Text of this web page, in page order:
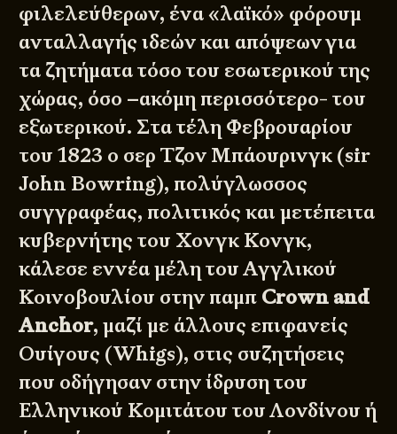
φιλελεύθερων, ένα «λαϊκό» φόρουμ
ανταλλαγής ιδεών και απόψεων για
τα ζητήματα τόσο του εσωτερικού της
χώρας, όσο –ακόμη περισσότερο- του
εξωτερικού. Στα τέλη Φεβρουαρίου
του 1823 ο σερ Τζον Μπάουρινγκ (sir
John Bowring), πολύγλωσσος
συγγραφέας, πολιτικός και μετέπειτα
κυβερνήτης του Χονγκ Κονγκ,
κάλεσε εννέα μέλη του Αγγλικού
Κοινοβουλίου στην παμπ Crown and
Anchor, μαζί με άλλους επιφανείς
Ουίγους (Whigs), στις συζητήσεις
που οδήγησαν στην ίδρυση του
Ελληνικού Κομιτάτου του Λονδίνου ή